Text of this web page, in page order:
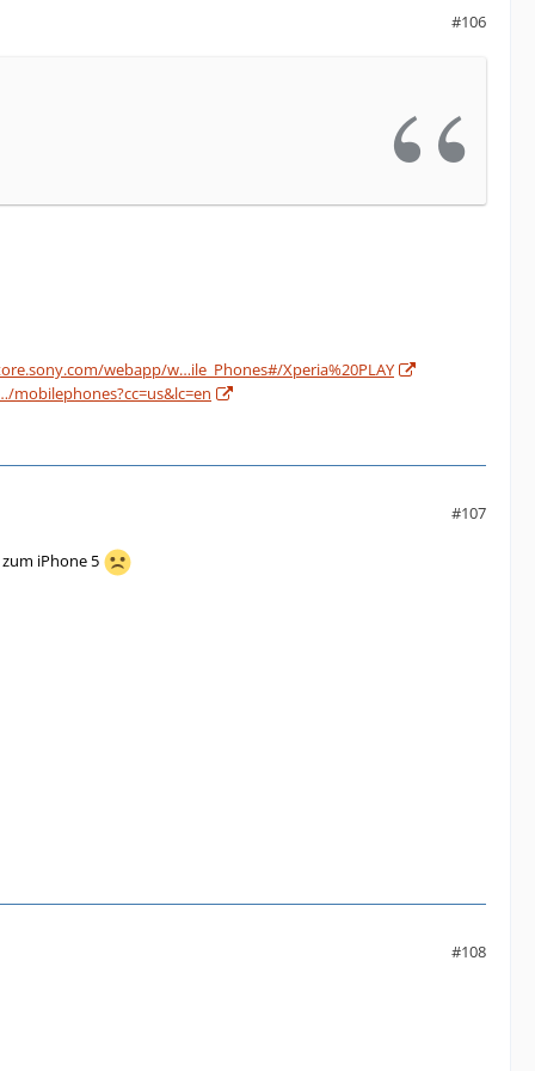
#106
webapp/w…ile_Phones#/Xperia%20PLAY
#107
iPhone 5
#108